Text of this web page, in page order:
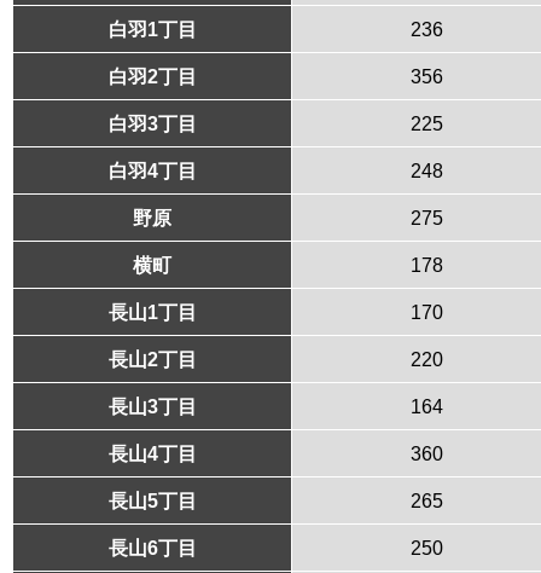
白羽1丁目 236
白羽2丁目 356
白羽3丁目 225
白羽4丁目 248
野原 275
横町 178
長山1丁目 170
長山2丁目 220
長山3丁目 164
長山4丁目 360
長山5丁目 265
長山6丁目 250